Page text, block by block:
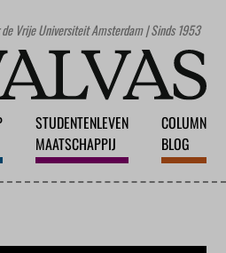
Vrije Universiteit Amsterdam | Sinds 1953
STUDENTENLEVEN
MAATSCHAPPIJ
COLUMN
BLOG